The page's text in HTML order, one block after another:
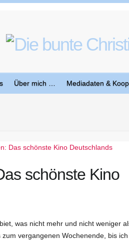
Über mich … Mediadaten &
schönste Kino
was nicht mehr und nicht weniger
vergangenen Wochenende, bis